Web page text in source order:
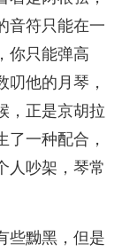
音符只能在一
你只能弹高
他的月琴，
，正是京胡拉
一种配合，
人吵架，琴常
些黝黑，但是